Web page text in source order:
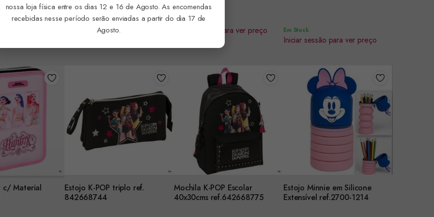
ver preço
01031
Em Stock
Iniciar sessão para ver preço Em Stock
Iniciar sessão para ver preço
c/ Material
Estojo K-POP triplo ref.
842668744
Encomendar
Mochila K-POP Escolar
40x30cms ref.642668775
Encomendar
Estojo Minnie em Silicone
Extensível ref.2700-1214
Encomendar
nossa loja física entre os dias 12 e 16 de Agosto. As encomendas
recebidas nesse período serão enviadas a partir do dia 17 de
Agosto.